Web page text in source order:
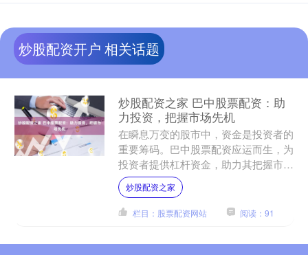
炒股配资开户 相关话题
炒股配资之家 巴中股票配资：助
力投资，把握市场先机
在瞬息万变的股市中，资金是投资者的
重要筹码。巴中股票配资应运而生，为
投资者提供杠杆资金，助力其把握市场
先机，实现财富增值。 通过青岛股票
配资平台，投资者可以放大....
炒股配资之家
栏目：股票配资网站 阅读：91